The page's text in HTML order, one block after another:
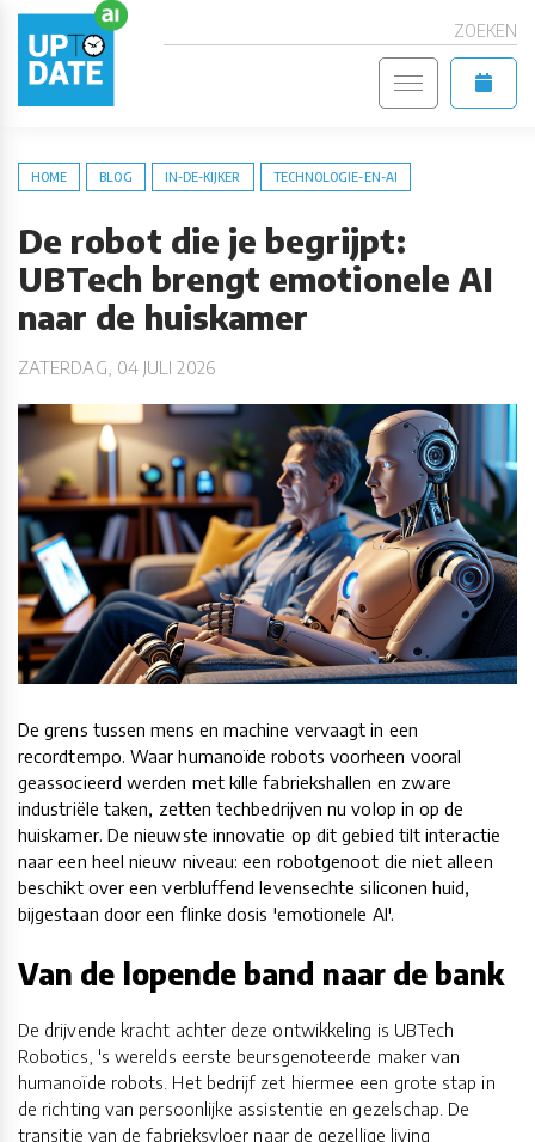
ZOEKEN
HOME BLOG IN-DE-KIJKER TECHNOLOGIE-EN-AI
De robot die je begrijpt:
UBTech brengt emotionele AI
naar de huiskamer
ZATERDAG, 04 JULI 2026
De grens tussen mens en machine vervaagt in een
recordtempo. Waar humanoïde robots voorheen vooral
geassocieerd werden met kille fabriekshallen en zware
industriële taken, zetten techbedrijven nu volop in op de
huiskamer. De nieuwste innovatie op dit gebied tilt interactie
naar een heel nieuw niveau: een robotgenoot die niet alleen
beschikt over een verbluffend levensechte siliconen huid,
bijgestaan door een flinke dosis 'emotionele AI'.
Van de lopende band naar de bank
De drijvende kracht achter deze ontwikkeling is UBTech
Robotics, 's werelds eerste beursgenoteerde maker van
humanoïde robots. Het bedrijf zet hiermee een grote stap in
de richting van persoonlijke assistentie en gezelschap. De
transitie van de fabrieksvloer naar de gezellige living